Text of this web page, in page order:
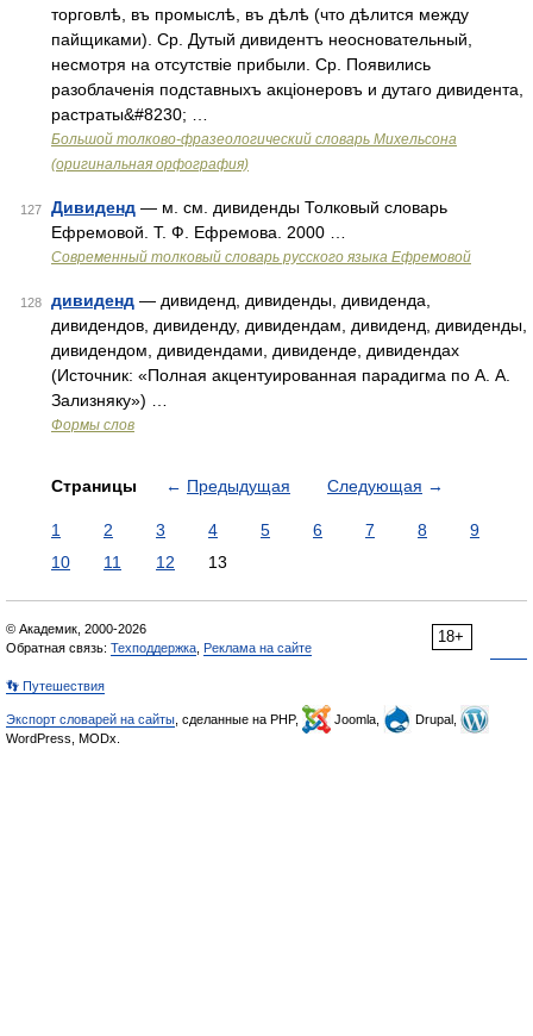
торговлѣ, въ промыслѣ, въ дѣлѣ (что дѣлится между
пайщиками). Ср. Дутый дивидентъ неосновательный,
несмотря на отсутствіе прибыли. Ср. Появились
разоблаченія подставныхъ акціонеровъ и дутаго дивидента,
растраты&#8230; …
Большой толково-фразеологический словарь Михельсона
(оригинальная орфография)
127 Дивиденд — м. см. дивиденды Толковый словарь
Ефремовой. Т. Ф. Ефремова. 2000 …
Современный толковый словарь русского языка Ефремовой
128 дивиденд — дивиденд, дивиденды, дивиденда,
дивидендов, дивиденду, дивидендам, дивиденд, дивиденды,
дивидендом, дивидендами, дивиденде, дивидендах
(Источник: «Полная акцентуированная парадигма по А. А.
Зализняку») …
Формы слов
Страницы ← Предыдущая Следующая →
1 2 3 4 5 6 7 8
9
10
11 12 13
18+
© Академик, 2000-2026
Обратная связь: Техподдержка Реклама на сайте
👣 Путешествия
Экспорт словарей на сайты , сделанные на PHP, Joomla,
Drupal,
WordPress, MODx.